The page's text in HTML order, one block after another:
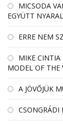
MICSODA
EGYÜTT
ERRE NEM
MIKE CINTIA
MODEL OF THE
A JÖVŐJÜK
CSONGRÁDI